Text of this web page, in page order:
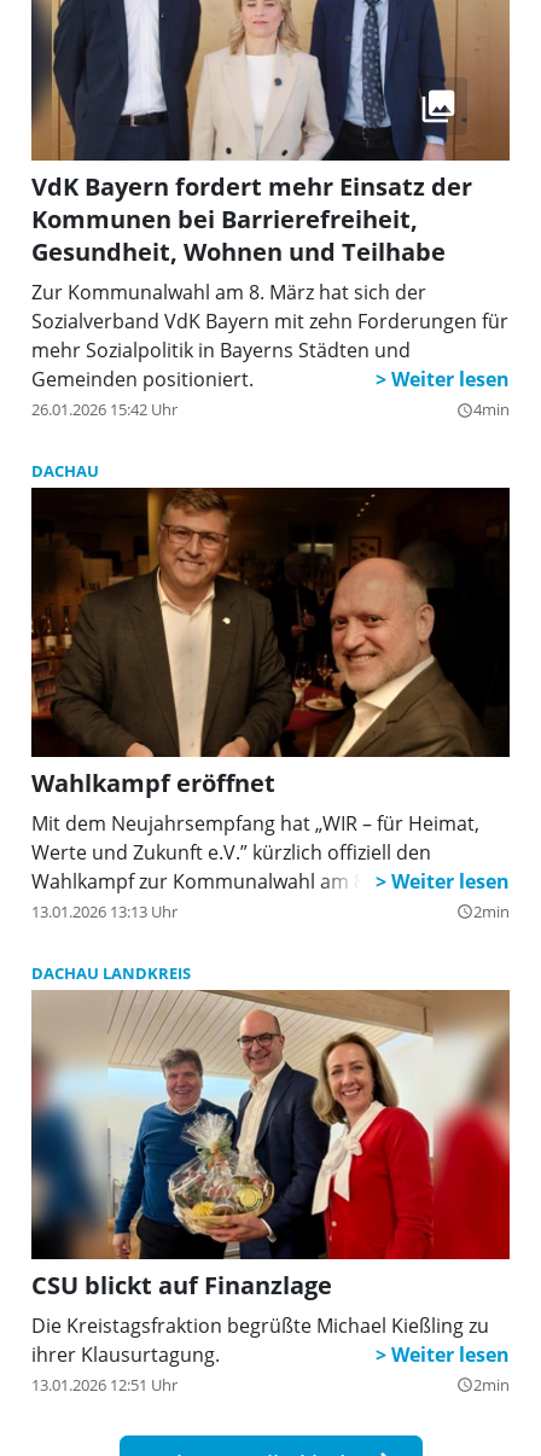
VdK Bayern fordert mehr Einsatz der
Kommunen bei Barrierefreiheit,
Gesundheit, Wohnen und Teilhabe
Zur Kommunalwahl am 8. März hat sich der
Sozialverband VdK Bayern mit zehn Forderungen für
mehr Sozialpolitik in Bayerns Städten und
Gemeinden positioniert.
26.01.2026 15:42 Uhr query_builder4min
DACHAU
Wahlkampf eröffnet
Mit dem Neujahrsempfang hat „WIR – für Heimat,
Werte und Zukunft e.V.” kürzlich offiziell den
Wahlkampf zur Kommunalwahl am 8. März eröffnet.
13.01.2026 13:13 Uhr query_builder2min
DACHAU LANDKREIS
CSU blickt auf Finanzlage
Die Kreistagsfraktion begrüßte Michael Kießling zu
ihrer Klausurtagung.
13.01.2026 12:51 Uhr query_builder2min